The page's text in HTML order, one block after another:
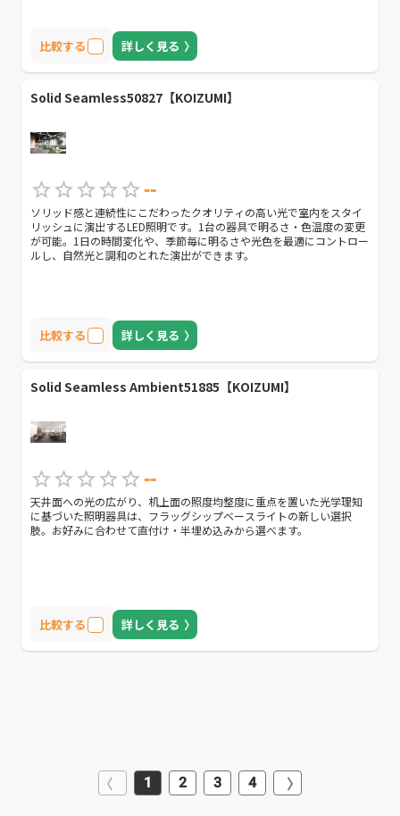
比較する 詳しく見る
Solid Seamless50827【KOIZUMI】
--
ソリッド感と連続性にこだわったクオリティの高い光で室内をスタイ
リッシュに演出するLED照明です。1台の器具で明るさ・色温度の変更
が可能。1日の時間変化や、季節毎に明るさや光色を最適にコントロー
ルし、自然光と調和のとれた演出ができます。
比較する 詳しく見る
Solid Seamless Ambient51885【KOIZUMI】
--
天井面への光の広がり、机上面の照度均整度に重点を置いた光学理知
に基づいた照明器具は、フラッグシップベースライトの新しい選択
肢。お好みに合わせて直付け・半埋め込みから選べます。
比較する 詳しく見る
1 2 3 4